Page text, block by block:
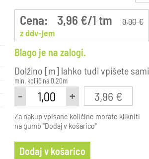
Cena:
z ddv-jem
3,96 €/1 tm 9,90 €
Blago je na zalogi.
Dolžino [m] lahko tudi vpišete sami
min. koliičina 0.20m
- + 3,96 €
Za nakup vpisane količine morate klikniti
na gumb "Dodaj v košarico"
Dodaj v košarico